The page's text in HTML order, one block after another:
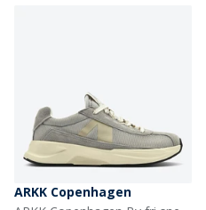
ARKK Copenhagen